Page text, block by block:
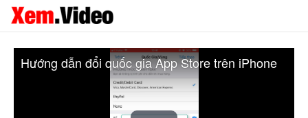
Hướng dẫn đổi quốc gia App Store trên iPhone